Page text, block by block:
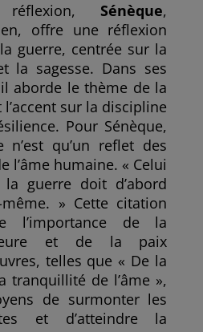
réflexion, Sénèque,
offre une réflexion
guerre, centrée sur la
la sagesse. Dans ses
aborde le thème de la
sur la discipline
Pour Sénèque,
n’est qu’un reflet des
l’âme humaine. « Celui
guerre doit d’abord
» Cette citation
l’importance de la
et de la paix
telles que « De la
tranquillité de l’âme »,
de surmonter les
et d’atteindre la